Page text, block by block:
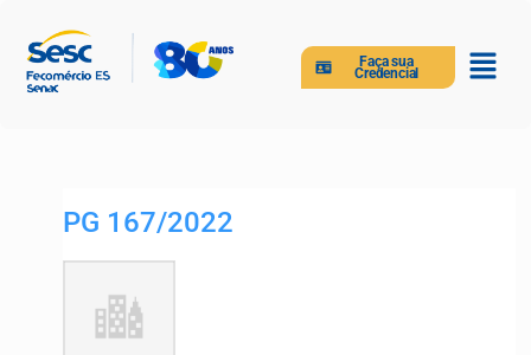
Faça sua
Credencial
PG 167/2022